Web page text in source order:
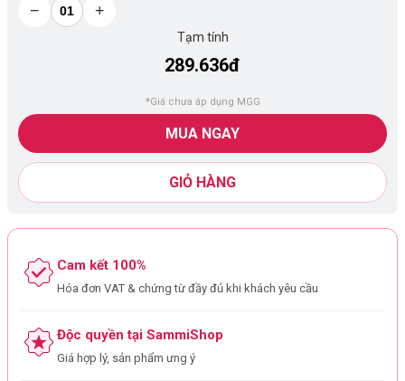
− +
Tạm tính
289.636đ
*Giá chưa áp dụng MGG
MUA NGAY
GIỎ HÀNG
Cam kết 100%
Hóa đơn VAT & chứng từ đầy đủ khi khách yêu cầu
Độc quyền tại SammiShop
Giá hợp lý, sản phẩm ưng ý